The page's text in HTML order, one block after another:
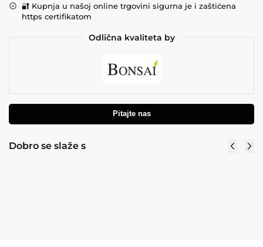
🔐 Kupnja u našoj online trgovini sigurna je i zaštićena
https certifikatom
Odlična kvaliteta by
Pitajte nas
Dobro se slaže s